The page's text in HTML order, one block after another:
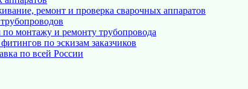
ремонт и проверка сварочных аппаратов
по монтажу и ремонту трубопровода
по эскизам заказчиков
по всей России